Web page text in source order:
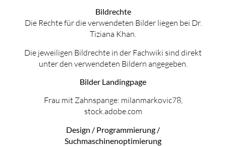
Bildrechte
Die Rechte für die verwendeten Bilder liegen bei Dr.
Tiziana Khan.
Die jeweiligen Bildrechte in der Fachwiki sind direkt
unter den verwendeten Bildern angegeben.
Bilder Landingpage
Frau mit Zahnspange: milanmarkovic78,
stock.adobe.com
Design / Programmierung /
Suchmaschinenoptimierung